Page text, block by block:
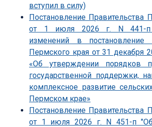
вступил в силу)
Постановление Правительства
от 1 июля 2026 г. N 441-п
изменений в постановление
Пермского края от 31 декабря
«Об утверждении порядков
государственной поддержки,
комплексное развитие
Пермском крае»
Постановление Правительства
от 1 июля 2026 г. N 451-п